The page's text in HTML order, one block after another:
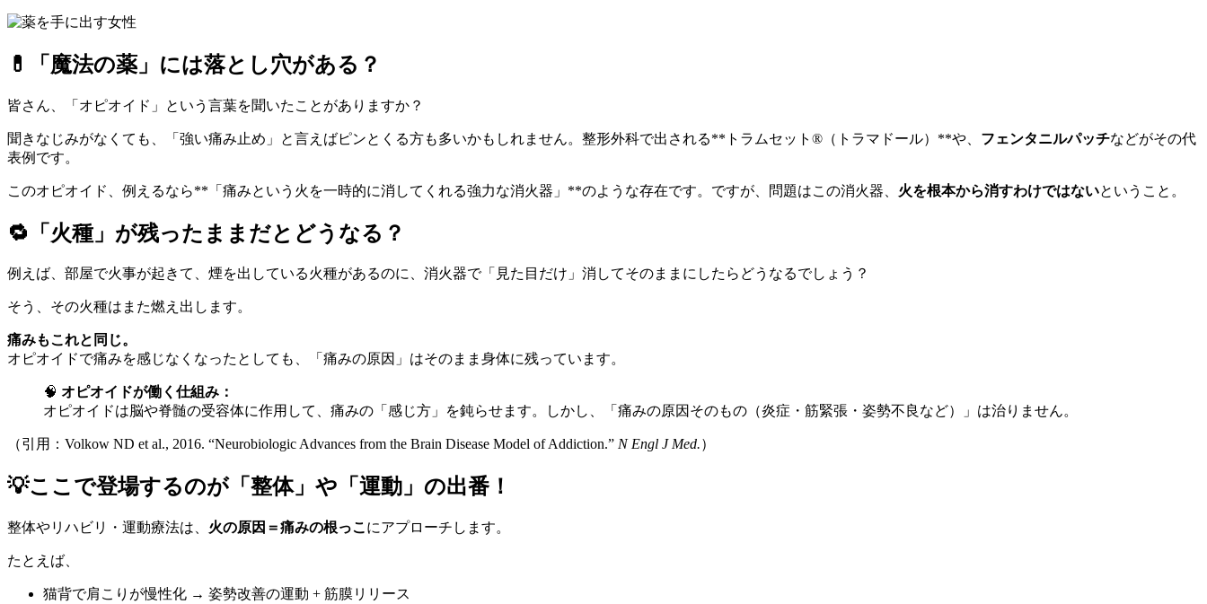
💊「魔法の薬」には落とし穴がある？
皆さん、「オピオイド」という言葉を聞いたことがありますか？
聞きなじみがなくても、「強い痛み止め」と言えばピンとくる方も多いかもしれません。整形外科で出される**トラムセット®（トラマドール）**や、 フェンタニルパッチなどがその代
表例です。
このオピオイド、例えるなら**「痛みという火を一時的に消してくれる強力な消火器」**のような存在です。ですが、問題はこの消火器、 火を根本から消すわけではないということ。
🔁「火種」が残ったままだとどうなる？
例えば、部屋で火事が起きて、煙を出している火種があるのに、消火器で「見た目だけ」消してそのままにしたらどうなるでしょう？
そう、その火種はまた燃え出します。
痛みもこれと同じ。
オピオイドで痛みを感じなくなったとしても、「痛みの原因」はそのまま身体に残っています。
🧠 オピオイドが働く仕組み：
オピオイドは脳や脊髄の受容体に作用して、痛みの「感じ方」を鈍らせます。しかし、「痛みの原因そのもの（炎症・筋緊張・姿勢不良など）」は治りません。
（引用：Volkow ND et al., 2016. “Neurobiologic Advances from the Brain Disease Model of Addiction.” N Engl J Med.）
💡ここで登場するのが「整体」や「運動」の出番！
整体やリハビリ・運動療法は、 火の原因＝痛みの根っこ にアプローチします。
たとえば、
猫背で肩こりが慢性化 → 姿勢改善の運動 + 筋膜リリース